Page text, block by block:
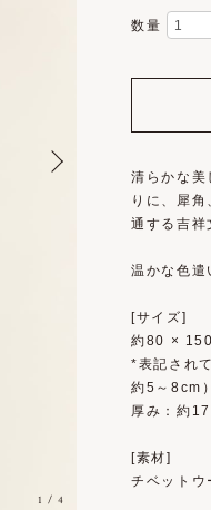
1 /4
数量
清らかな美
りに、犀
通する吉祥
温かな色遣
[サイズ]
約80 ×
*表記され
約5～8cm）
厚み：約
[素材]
チベット